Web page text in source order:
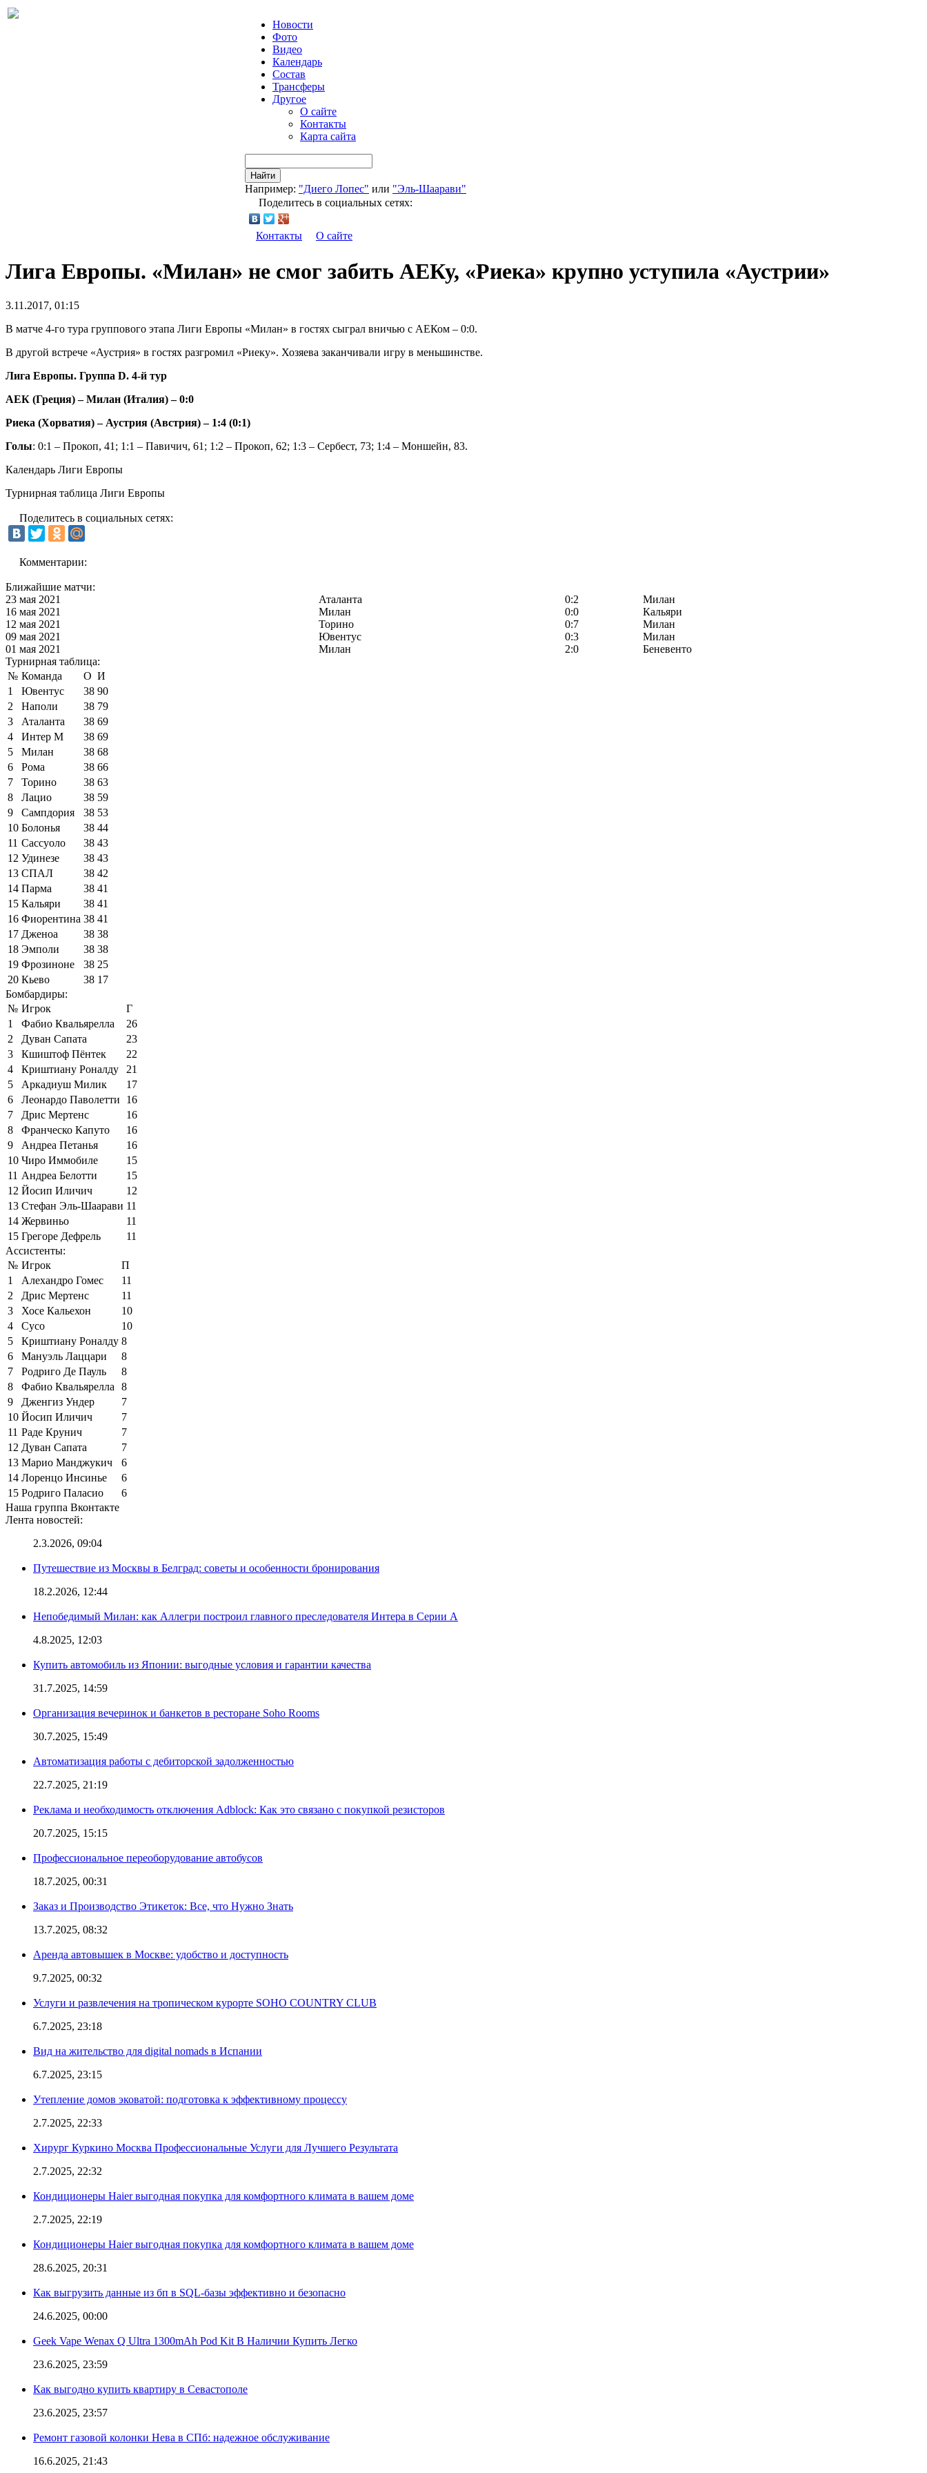
Новости
Фото
Видео
Календарь
Состав
Трансферы
Другое
О сайте
Контакты
Карта сайта
Найти
Например: "Диего Лопес" или "Эль-Шаарави"
Поделитесь в социальных сетях:
Контакты О сайте
Лига Европы. «Милан» не смог забить АЕКу, «Риека» крупно уступила «Аустрии»
3.11.2017, 01:15
В матче 4-го тура группового этапа Лиги Европы «Милан» в гостях сыграл вничью с АЕКом – 0:0.
В другой встрече «Аустрия» в гостях разгромил «Риеку». Хозяева заканчивали игру в меньшинстве.
Лига Европы. Группа D. 4-й тур
АЕК (Греция) – Милан (Италия) – 0:0
Риека (Хорватия) – Аустрия (Австрия) – 1:4 (0:1)
Голы: 0:1 – Прокоп, 41; 1:1 – Павичич, 61; 1:2 – Прокоп, 62; 1:3 – Сербест, 73; 1:4 – Моншейн, 83.
Календарь Лиги Европы
Турнирная таблица Лиги Европы
Поделитесь в социальных сетях:
Комментарии:
Ближайшие матчи:
23 мая 2021
Аталанта 0:2
Милан
16 мая 2021
Милан 0:0
Кальяри
12 мая 2021
Торино 0:7
Милан
09 мая 2021
Ювентус 0:3
Милан
01 мая 2021
Милан 2:0
Беневенто
Турнирная таблица:
№ Команда О И
1
Ювентус 38 90
2
Наполи 38 79
3
Аталанта 38 69
4
Интер М 38 69
5
Милан 38 68
6
Рома 38 66
7
Торино 38 63
8
Лацио 38 59
9
Сампдория 38 53
10 Болонья 38 44
11 Сассуоло 38 43
12 Удинезе 38 43
13 СПАЛ 38 42
14 Парма 38 41
15 Кальяри 38 41
16 Фиорентина 38 41
17 Дженоа 38 38
18 Эмполи 38 38
19 Фрозиноне 38 25
20 Кьево 38 17
Бомбардиры:
№ Игрок
Г
1
Фабио Квальярелла
26
2
Дуван Сапата
23
3
Кшиштоф Пёнтек
22
4
Криштиану Роналду
21
5
Аркадиуш Милик
17
6
Леонардо Паволетти
16
7
Дрис Мертенс
16
8
Франческо Капуто
16
9
Андреа Петанья
16
10 Чиро Иммобиле
15
11 Андреа Белотти
15
12 Йосип Иличич
12
13 Стефан Эль-Шаарави 11
14 Жервиньо
11
15 Грегоре Дефрель
11
Ассистенты:
№ Игрок
П
1
Алехандро Гомес
11
2
Дрис Мертенс
11
3
Хосе Кальехон
10
4
Сусо
10
5
Криштиану Роналду 8
6
Мануэль Лаццари
8
7
Родриго Де Пауль
8
8
Фабио Квальярелла
8
9
Дженгиз Ундер
7
10 Йосип Иличич
7
11 Раде Крунич
7
12 Дуван Сапата
7
13 Марио Манджукич
6
14 Лоренцо Инсинье
6
15 Родриго Паласио
6
Наша группа Вконтакте
Лента новостей:
2.3.2026, 09:04
Путешествие из Москвы в Белград: советы и особенности бронирования
18.2.2026, 12:44
Непобедимый Милан: как Аллегри построил главного преследователя Интера в Серии А
4.8.2025, 12:03
Купить автомобиль из Японии: выгодные условия и гарантии качества
31.7.2025, 14:59
Организация вечеринок и банкетов в ресторане Soho Rooms
30.7.2025, 15:49
Автоматизация работы с дебиторской задолженностью
22.7.2025, 21:19
Реклама и необходимость отключения Adblock: Как это связано с покупкой резисторов
20.7.2025, 15:15
Профессиональное переоборудование автобусов
18.7.2025, 00:31
Заказ и Производство Этикеток: Все, что Нужно Знать
13.7.2025, 08:32
Аренда автовышек в Москве: удобство и доступность
9.7.2025, 00:32
Услуги и развлечения на тропическом курорте SOHO COUNTRY CLUB
6.7.2025, 23:18
Вид на жительство для digital nomads в Испании
6.7.2025, 23:15
Утепление домов эковатой: подготовка к эффективному процессу
2.7.2025, 22:33
Хирург Куркино Москва Профессиональные Услуги для Лучшего Результата
2.7.2025, 22:32
Кондиционеры Haier выгодная покупка для комфортного климата в вашем доме
2.7.2025, 22:19
Кондиционеры Haier выгодная покупка для комфортного климата в вашем доме
28.6.2025, 20:31
Как выгрузить данные из бп в SQL-базы эффективно и безопасно
24.6.2025, 00:00
Geek Vape Wenax Q Ultra 1300mAh Pod Kit В Наличии Купить Легко
23.6.2025, 23:59
Как выгодно купить квартиру в Севастополе
23.6.2025, 23:57
Ремонт газовой колонки Нева в СПб: надежное обслуживание
16.6.2025, 21:43